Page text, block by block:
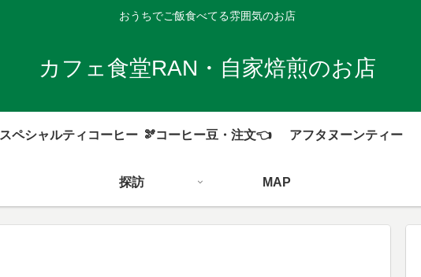
おうちでご飯食べてる雰囲気のお店
カフェ食堂RAN・自家焙煎のお店
スペシャルティコーヒー 🫘コーヒー豆・注文👈 アフタヌーンティー
探訪 MAP